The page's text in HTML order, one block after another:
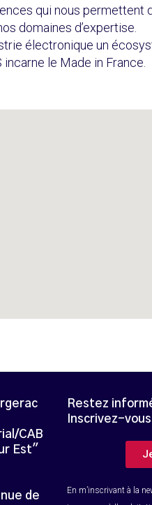
qui nous permettent
domaines d’expertise.
électronique un
le Made in France.
CAB
Est"
de
Restez
Inscrivez-
En m’inscrivant à la